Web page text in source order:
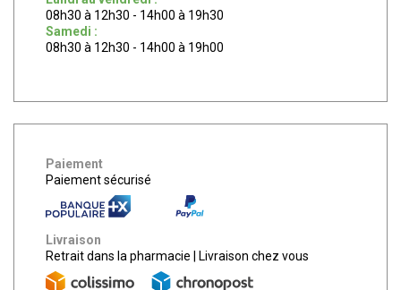
08h30 à 12h30 - 14h00 à 19h30
Samedi :
08h30 à 12h30 - 14h00 à 19h00
Paiement
Paiement sécurisé
Livraison
Retrait dans la pharmacie
Livraison chez vous